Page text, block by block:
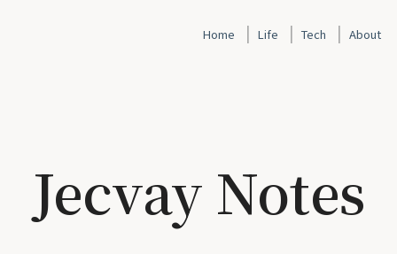
Home | Life | Tech | About
Jecvay Notes